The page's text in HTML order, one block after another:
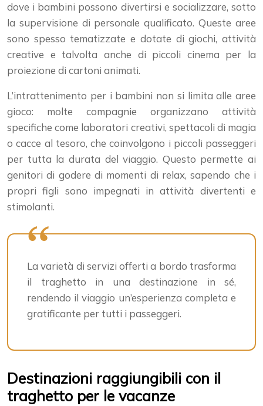
dove i bambini possono divertirsi e socializzare, sotto
la supervisione di personale qualificato. Queste aree
sono spesso tematizzate e dotate di giochi, attività
creative e talvolta anche di piccoli cinema per la
proiezione di cartoni animati.
L’intrattenimento per i bambini non si limita alle aree
gioco: molte compagnie organizzano attività
specifiche come laboratori creativi, spettacoli di magia
o cacce al tesoro, che coinvolgono i piccoli passeggeri
per tutta la durata del viaggio. Questo permette ai
genitori di godere di momenti di relax, sapendo che i
propri figli sono impegnati in attività divertenti e
stimolanti.
La varietà di servizi offerti a bordo trasforma
il traghetto in una destinazione in sé,
rendendo il viaggio un’esperienza completa e
gratificante per tutti i passeggeri.
Destinazioni raggiungibili con il
traghetto per le vacanze